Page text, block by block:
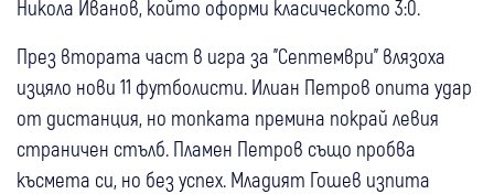
Никола Иванов, който оформи класическото 3:0.
През втората част в игра за "Септември" влязоха
изцяло нови 11 футболисти. Илиан Петров опита удар
от дистанция, но топката премина покрай левия
страничен стълб. Пламен Петров също пробва
късмета си, но без успех. Младият Гошев изпита